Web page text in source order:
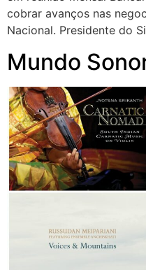
cobrar avanços nas
Nacional. Presidente do
Mundo